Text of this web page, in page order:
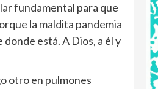
fundamental para que
la maldita pandemia
está. A Dios, a él y
otro en pulmones